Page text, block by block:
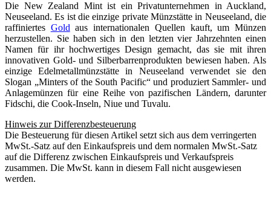
Die New Zealand Mint ist ein Privatunternehmen in Auckland,
Neuseeland. Es ist die einzige private Münzstätte in Neuseeland, die
raffiniertes Gold aus internationalen Quellen kauft, um Münzen
herzustellen. Sie haben sich in den letzten vier Jahrzehnten einen
Namen für ihr hochwertiges Design gemacht, das sie mit ihren
innovativen Gold- und Silberbarrenprodukten bewiesen haben. Als
einzige Edelmetallmünzstätte in Neuseeland verwendet sie den
Slogan „Minters of the South Pacific“ und produziert Sammler- und
Anlagemünzen für eine Reihe von pazifischen Ländern, darunter
Fidschi, die Cook-Inseln, Niue und Tuvalu.
Hinweis zur Differenzbesteuerung
Die Besteuerung für diesen Artikel setzt sich aus dem verringerten
MwSt.-Satz auf den Einkaufspreis und dem normalen MwSt.-Satz
auf die Differenz zwischen Einkaufspreis und Verkaufspreis
zusammen. Die MwSt. kann in diesem Fall nicht ausgewiesen
werden.